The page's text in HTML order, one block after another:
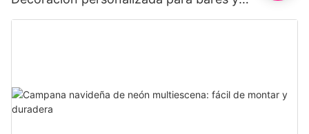
cervecerías